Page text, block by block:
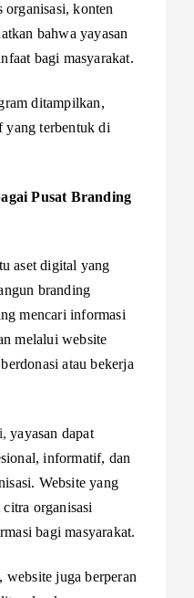
konten
bahwa yayasan
bagi masyarakat.
ditampilkan,
yang terbentuk di
Pusat Branding
aset digital yang
branding
mencari informasi
melalui website
atau bekerja
yayasan dapat
informatif, dan
Website yang
organisasi
bagi masyarakat.
website juga berperan